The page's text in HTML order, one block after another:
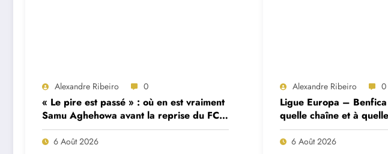
Alexandre Ribeiro 0
« Le pire est passé » : où en est vraiment
Samu Aghehowa avant la reprise du FC
Porto ?
6 Août 2026
Alexandre Ribeiro 0
Ligue Europa –
quelle chaîne et à
match ?
6 Août 2026